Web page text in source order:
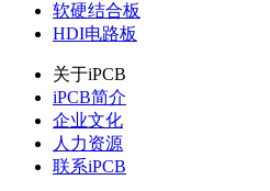
软硬结合板
HDI电路板
关于iPCB
iPCB简介
企业文化
人力资源
联系iPCB